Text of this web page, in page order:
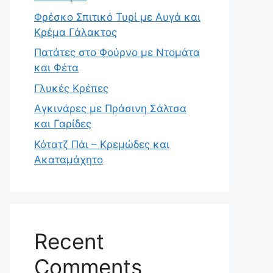
Φρέσκο Σπιτικό Τυρί με Αυγά και
Κρέμα Γάλακτος
Πατάτες στο Φούρνο με Ντομάτα
και Φέτα
Γλυκές Κρέπες
Αγκινάρες με Πράσινη Σάλτσα
και Γαρίδες
Κότατζ Πάι – Κρεμώδες και
Ακαταμάχητο
Recent
Comments